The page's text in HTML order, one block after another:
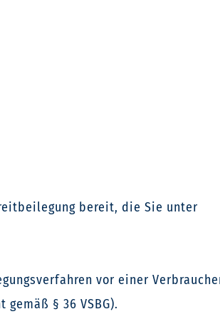
bereit, die Sie unter
vor einer
§ 36 VSBG).